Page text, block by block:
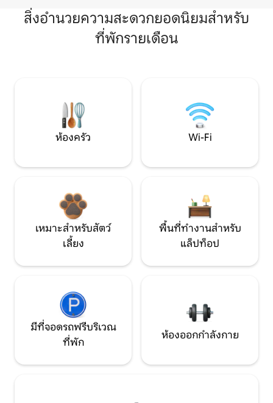
สิ่งอำนวยความสะดวกยอดนิยมสำหรับ
ที่พักรายเดือน
ห้องครัว Wi-Fi
เหมาะสำหรับสัตว์
เลี้ยง
พื้นที่ทำงานสำหรับ
แล็ปท็อป
มีที่จอดรถฟรีบริเวณ
ที่พัก
ห้องออกกำลังกาย